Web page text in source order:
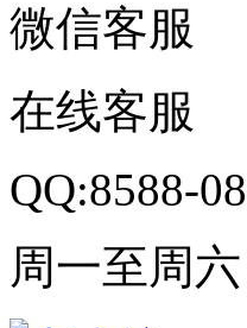
微信客服
在线客服
QQ:8588-
周一至周